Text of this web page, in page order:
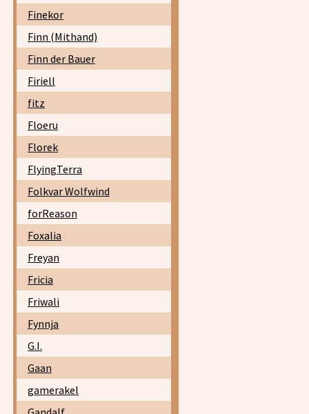
Finekor
Finn (Mithand)
Finn der Bauer
Firiell
fitz
Floeru
Florek
FlyingTerra
Folkvar Wolfwind
forReason
Foxalia
Freyan
Fricia
Friwali
Fynnja
G.I.
Gaan
gamerakel